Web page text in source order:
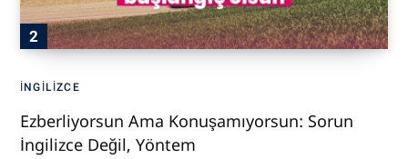
İNGILIZCE
Ezberliyorsun Ama Konuşamıyorsun: Sorun
İngilizce Değil, Yöntem